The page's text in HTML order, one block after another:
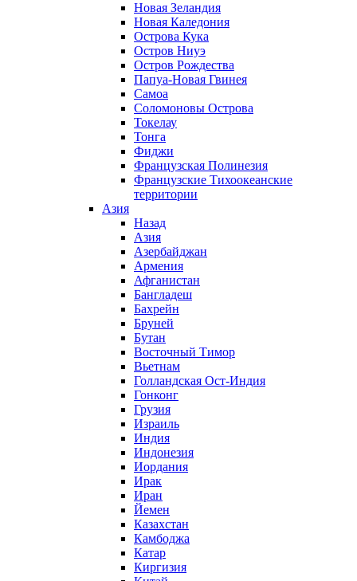
Новая Зеландия
Новая Каледония
Острова Кука
Остров Ниуэ
Остров Рождества
Папуа-Новая Гвинея
Самоа
Соломоновы Острова
Токелау
Тонга
Фиджи
Французская Полинезия
Французские Тихоокеанские
территории
Азия
Назад
Азия
Азербайджан
Армения
Афганистан
Бангладеш
Бахрейн
Бруней
Бутан
Восточный Тимор
Вьетнам
Голландская Ост-Индия
Гонконг
Грузия
Израиль
Индия
Индонезия
Иордания
Ирак
Иран
Йемен
Казахстан
Камбоджа
Катар
Киргизия